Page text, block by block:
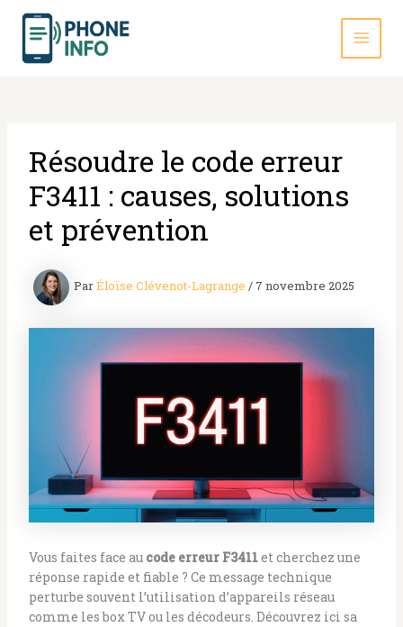
Aller
Résoudre le code erreur
F3411 : causes, solutions
et prévention
ParÉloïse Clévenot-Lagrange / 7 novembre 2025
Vous faites face au code erreur F3411et cherchez une
réponse rapide et fiable ? Ce message technique
perturbe souvent l’utilisation d’appareils réseau
comme les box TV ou les décodeurs. Découvrez ici sa